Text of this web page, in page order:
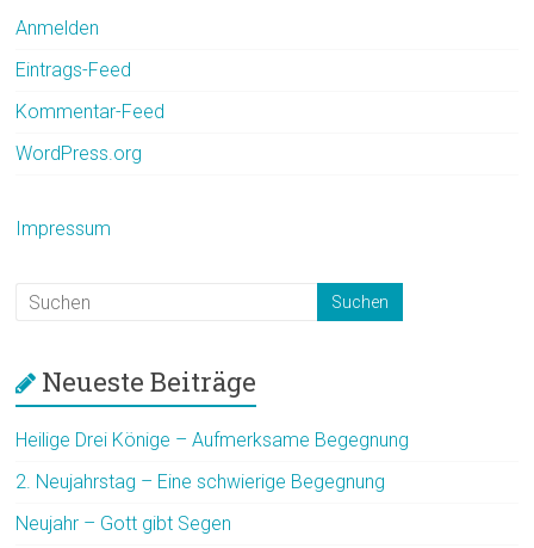
Anmelden
Eintrags-Feed
Kommentar-Feed
WordPress.org
Impressum
Neueste Beiträge
Heilige Drei Könige – Aufmerksame Begegnung
2. Neujahrstag – Eine schwierige Begegnung
Neujahr – Gott gibt Segen